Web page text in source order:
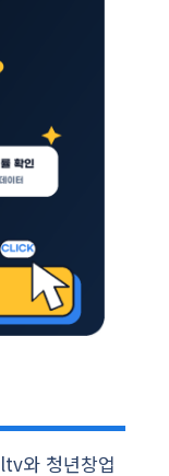
더 의미 있게 다가